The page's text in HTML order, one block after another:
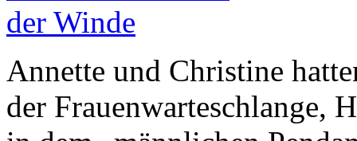
Annette und Christine
der Frauenwarteschlange,